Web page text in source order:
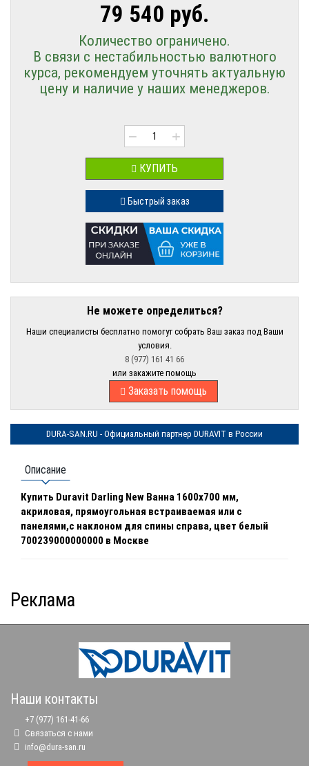
79 540 руб.
Количество ограничено.
В связи с нестабильностью валютного
курса, рекомендуем уточнять актуальную
цену и наличие у наших менеджеров.
− +
КУПИТЬ
Быстрый заказ
Не можете определиться?
Наши специалисты бесплатно помогут собрать Ваш заказ под Ваши
условия.
8 (977) 161 41 66
или закажите помощь
Заказать помощь
DURA-SAN.RU - Официальный партнер DURAVIT в России
Описание
Купить Duravit Darling New Ванна 1600х700 мм,
акриловая, прямоугольная встраиваемая или с
панелями,с наклоном для спины справа, цвет белый
700239000000000 в Москве
Реклама
Наши контакты
+7 (977) 161-41-66
Связаться с нами
info@dura-san.ru